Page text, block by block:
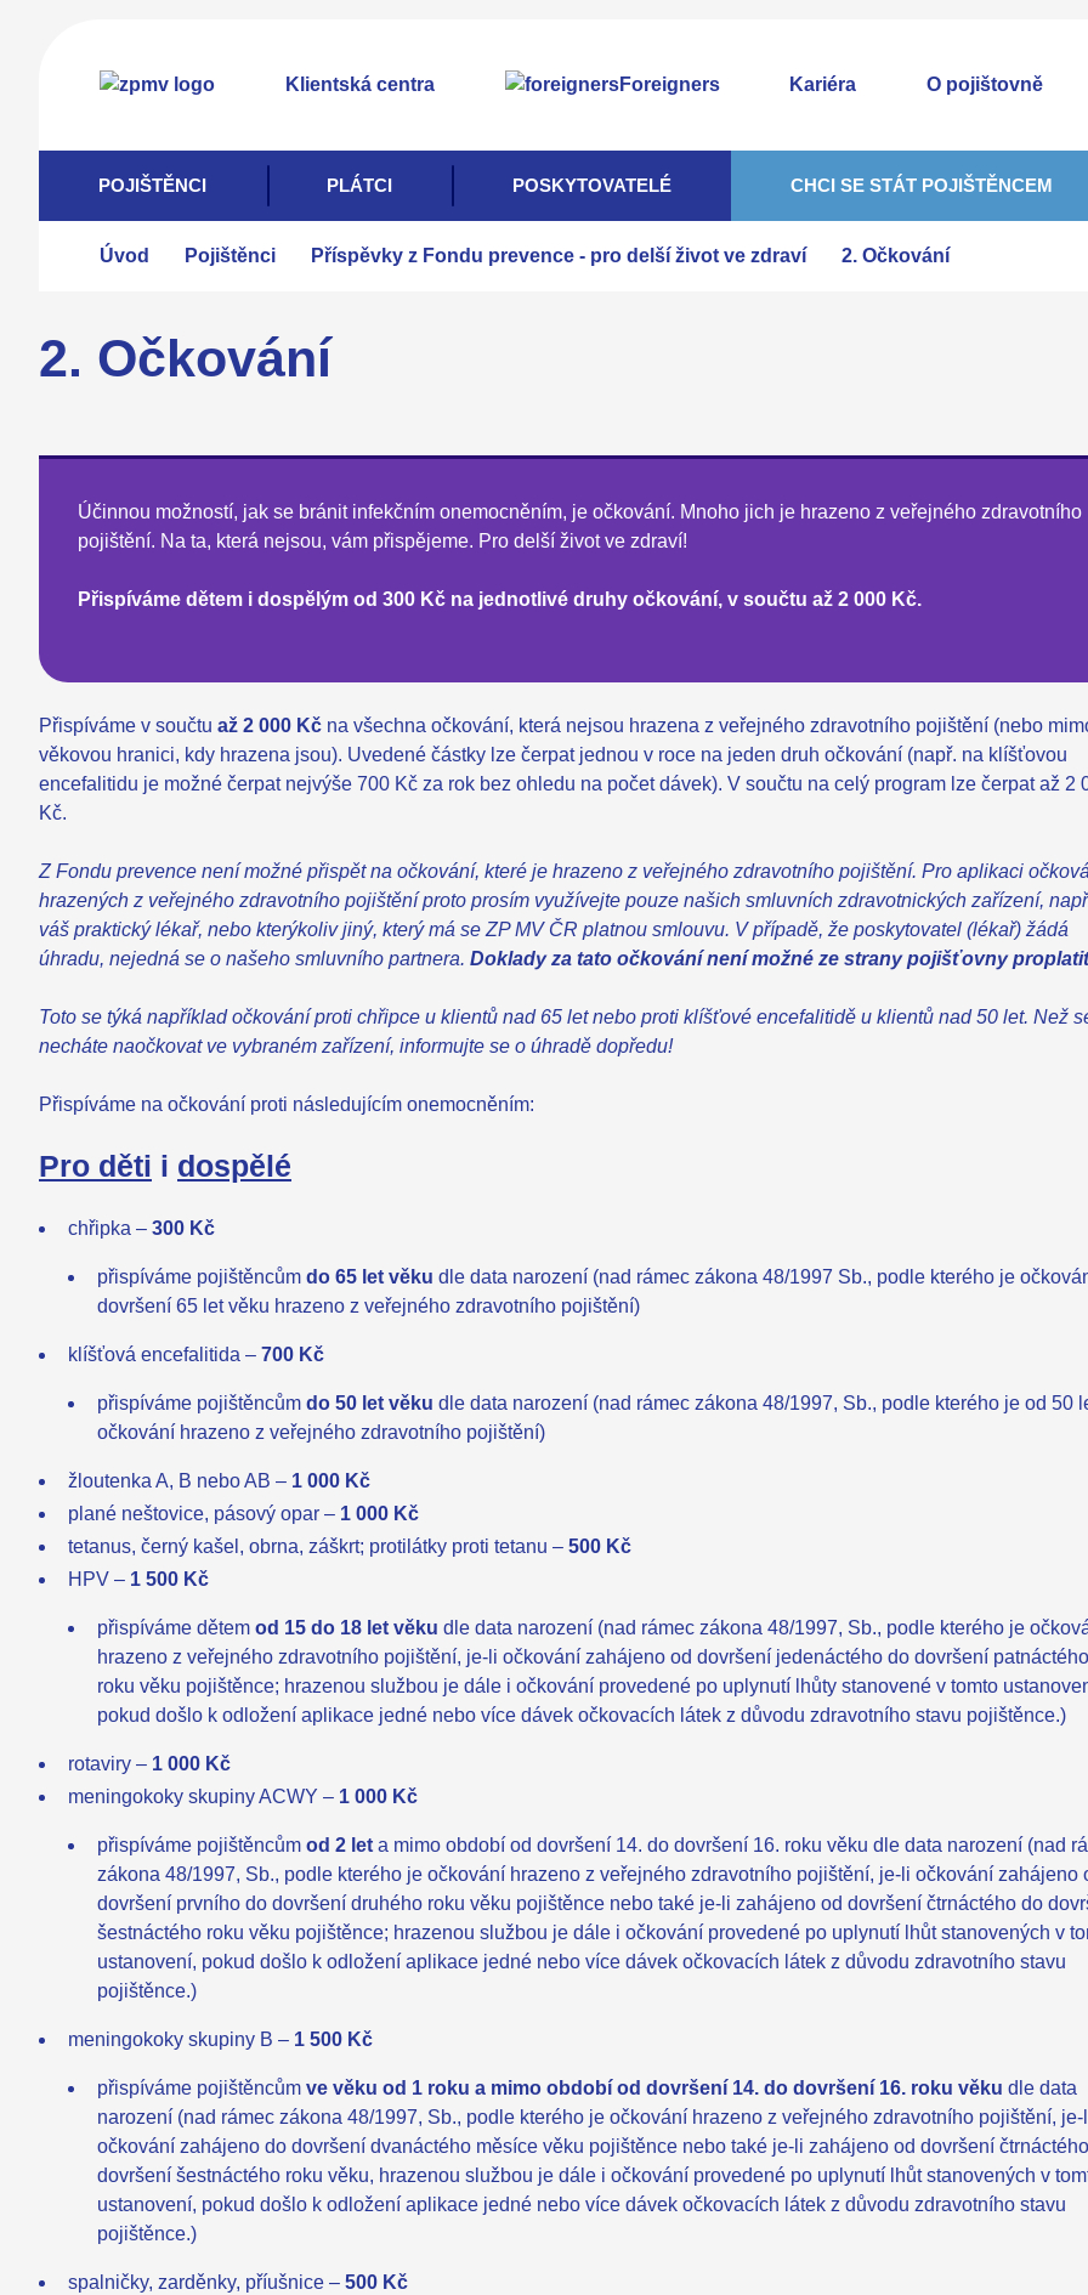
Klientská centra Foreigners Kariéra O pojištovně
POJIŠTĚNCI PLÁTCI POSKYTOVATELÉ CHCI SE STÁT POJIŠTĚNCEM
Úvod Pojištěnci Příspěvky z Fondu prevence - pro delší život ve zdraví 2. Očkování
2. Očkování
Účinnou možností, jak se bránit infekčním onemocněním, je očkování. Mnoho jich je hrazeno z veřejného zdravotního
pojištění. Na ta, která nejsou, vám přispějeme. Pro delší život ve zdraví!
Přispíváme dětem i dospělým od 300 Kč na jednotlivé druhy očkování, v součtu až 2 000 Kč.
Přispíváme v součtu až 2 000 Kč na všechna očkování, která nejsou hrazena z veřejného zdravotního pojištění (nebo
věkovou hranici, kdy hrazena jsou). Uvedené částky lze čerpat jednou v roce na jeden druh očkování (např. na klíšťovou
encefalitidu je možné čerpat nejvýše 700 Kč za rok bez ohledu na počet dávek). V součtu na celý program lze čerpat až 2
Kč.
Z Fondu prevence není možné přispět na očkování, které je hrazeno z veřejného zdravotního pojištění. Pro aplikaci
hrazených z veřejného zdravotního pojištění proto prosím využívejte pouze našich smluvních zdravotnických zařízení,
váš praktický lékař, nebo kterýkoliv jiný, který má se ZP MV ČR platnou smlouvu. V případě, že poskytovatel (lékař) žádá
úhradu, nejedná se o našeho smluvního partnera. Doklady za tato očkování není možné ze strany pojišťovny
Toto se týká například očkování proti chřipce u klientů nad 65 let nebo proti klíšťové encefalitidě u klientů nad 50 let. Než
necháte naočkovat ve vybraném zařízení, informujte se o úhradě dopředu!
Přispíváme na očkování proti následujícím onemocněním:
Pro děti i dospělé
chřipka – 300 Kč
přispíváme pojištěncům do 65 let věku dle data narození (nad rámec zákona 48/1997 Sb., podle kterého je
dovršení 65 let věku hrazeno z veřejného zdravotního pojištění)
klíšťová encefalitida – 700 Kč
přispíváme pojištěncům do 50 let věku dle data narození (nad rámec zákona 48/1997, Sb., podle kterého je od 50
očkování hrazeno z veřejného zdravotního pojištění)
žloutenka A, B nebo AB – 1 000 Kč
plané neštovice, pásový opar – 1 000 Kč
tetanus, černý kašel, obrna, záškrt; protilátky proti tetanu – 500 Kč
HPV – 1 500 Kč
přispíváme dětem od 15 do 18 let věku dle data narození (nad rámec zákona 48/1997, Sb., podle kterého je
hrazeno z veřejného zdravotního pojištění, je-li očkování zahájeno od dovršení jedenáctého do dovršení patnáctého
roku věku pojištěnce; hrazenou službou je dále i očkování provedené po uplynutí lhůty stanovené v tomto
pokud došlo k odložení aplikace jedné nebo více dávek očkovacích látek z důvodu zdravotního stavu pojištěnce.)
rotaviry – 1 000 Kč
meningokoky skupiny ACWY – 1 000 Kč
přispíváme pojištěncům od 2 let a mimo období od dovršení 14. do dovršení 16. roku věku dle data narození (nad
zákona 48/1997, Sb., podle kterého je očkování hrazeno z veřejného zdravotního pojištění, je-li očkování zahájeno
dovršení prvního do dovršení druhého roku věku pojištěnce nebo také je-li zahájeno od dovršení čtrnáctého do
šestnáctého roku věku pojištěnce; hrazenou službou je dále i očkování provedené po uplynutí lhůt stanovených v
ustanovení, pokud došlo k odložení aplikace jedné nebo více dávek očkovacích látek z důvodu zdravotního stavu
pojištěnce.)
meningokoky skupiny B – 1 500 Kč
přispíváme pojištěncům ve věku od 1 roku a mimo období od dovršení 14. do dovršení 16. roku věku dle data
narození (nad rámec zákona 48/1997, Sb., podle kterého je očkování hrazeno z veřejného zdravotního pojištění, je-
očkování zahájeno do dovršení dvanáctého měsíce věku pojištěnce nebo také je-li zahájeno od dovršení
dovršení šestnáctého roku věku, hrazenou službou je dále i očkování provedené po uplynutí lhůt stanovených v
ustanovení, pokud došlo k odložení aplikace jedné nebo více dávek očkovacích látek z důvodu zdravotního stavu
pojištěnce.)
spalničky, zarděnky, příušnice – 500 Kč